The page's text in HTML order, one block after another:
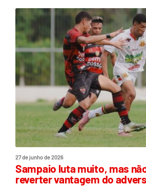
27 de junho de 2026
Sampaio luta muito, mas
reverter vantagem do